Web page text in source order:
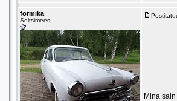
formika
Seltsimees
Mina